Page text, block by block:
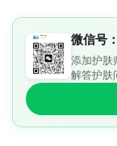
微信号：
添加护肤
解答护肤